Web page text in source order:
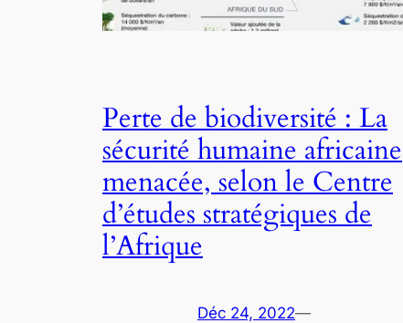
Perte de biodiversité : La
sécurité humaine africaine
menacée, selon le Centre
d’études stratégiques de
l’Afrique
Déc 24, 2022—